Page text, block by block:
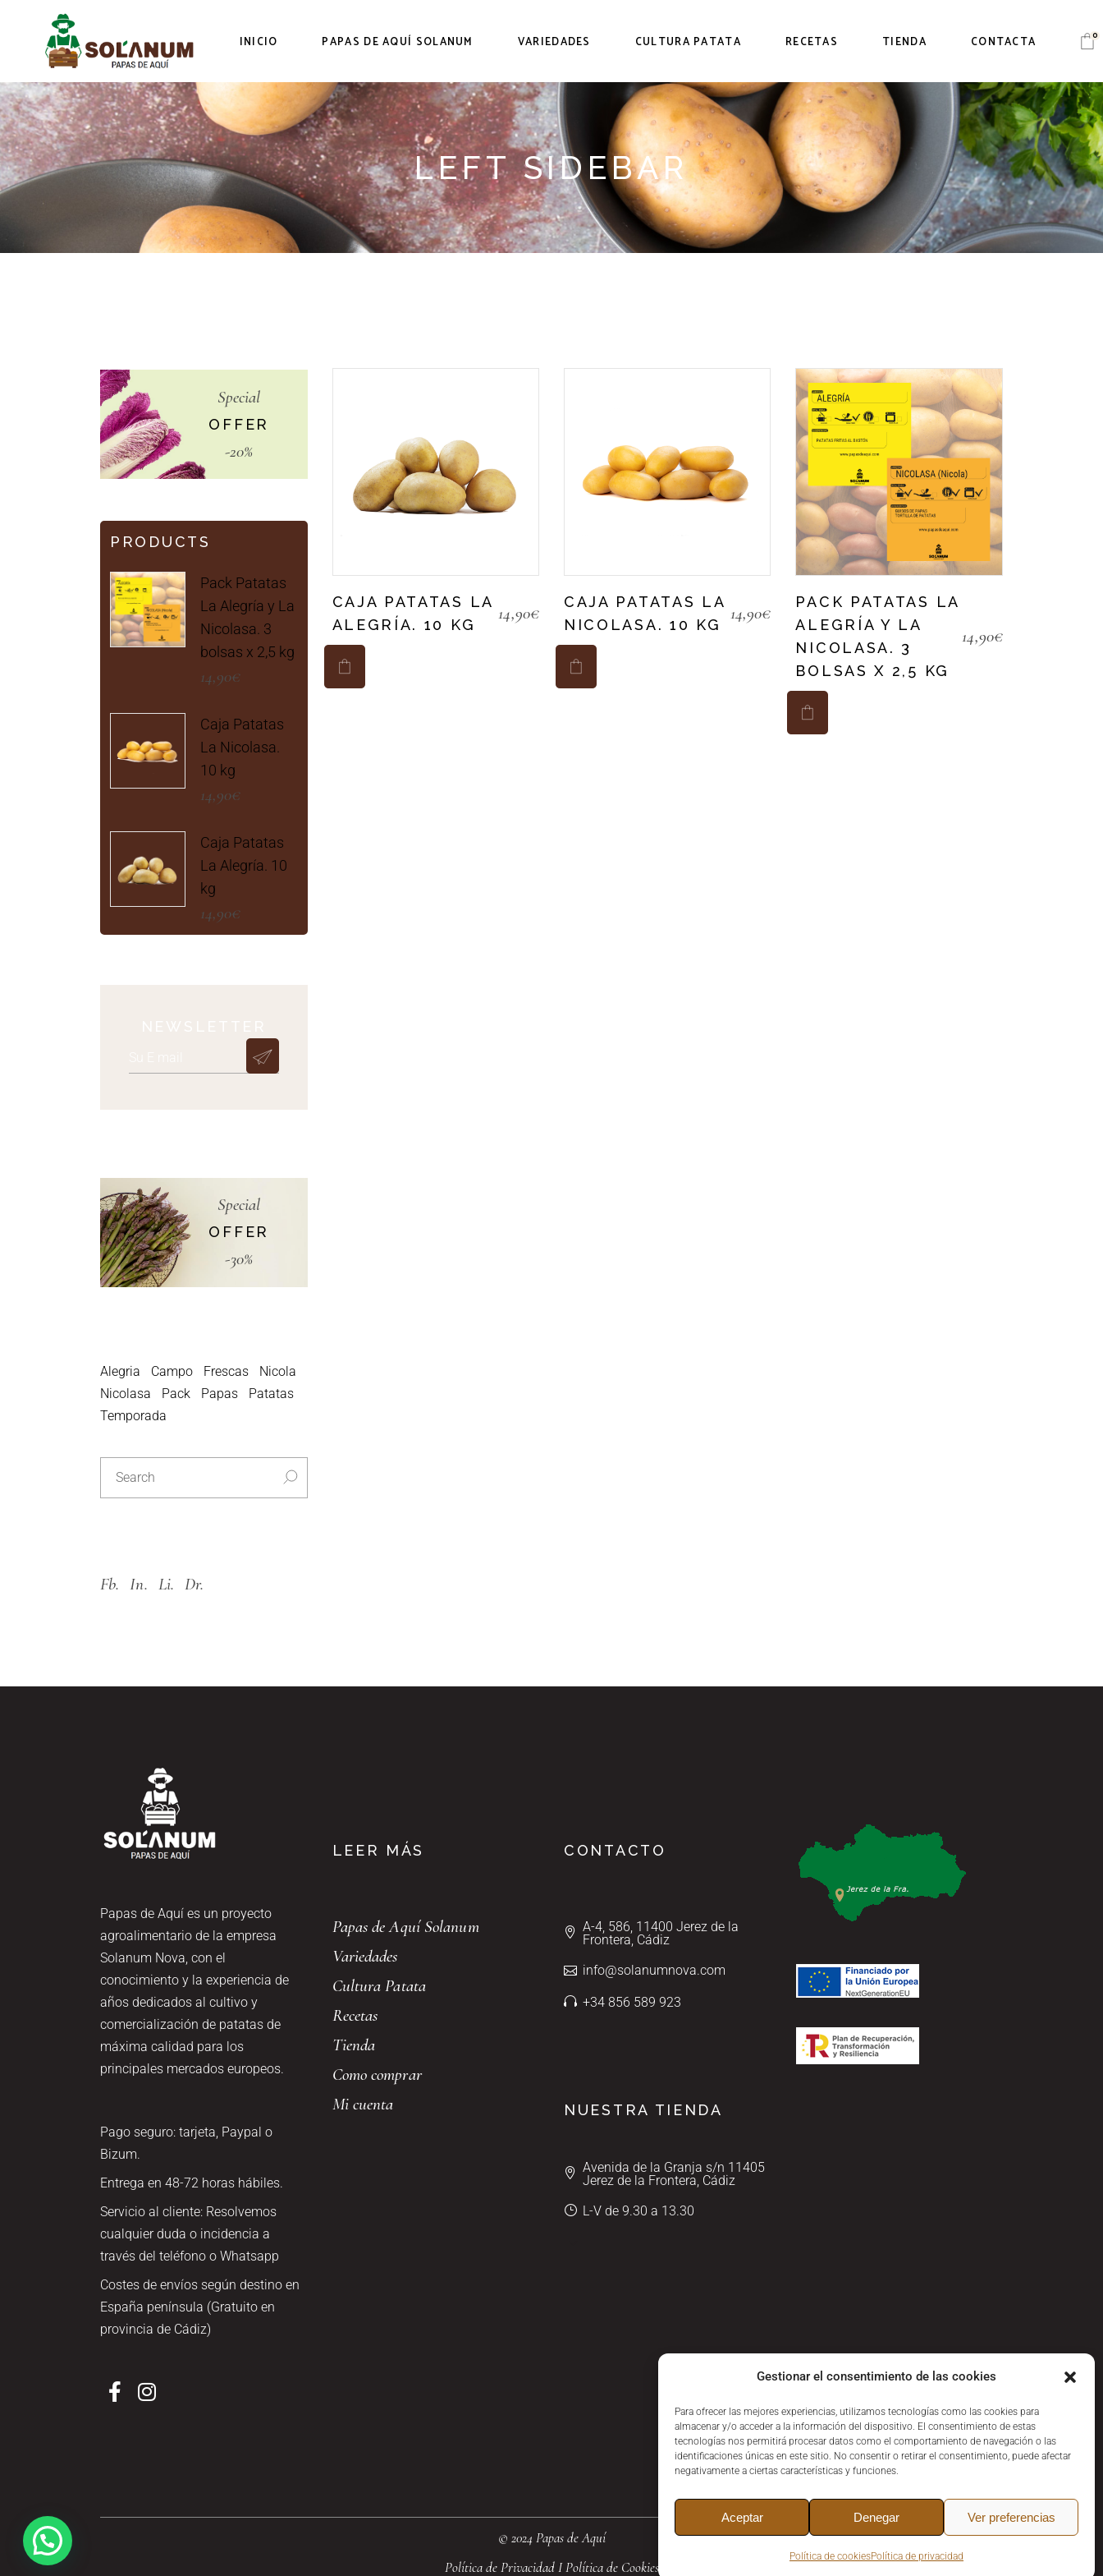
Gestionar el consentimiento de las cookies
Para ofrecer las mejores experiencias, utilizamos tecnologías como las cookies para
almacenar y/o acceder a la información del dispositivo. El consentimiento de estas
tecnologías nos permitirá procesar datos como el comportamiento de navegación o las
identificaciones únicas en este sitio. No consentir o retirar el consentimiento, puede afectar
negativamente a ciertas características y funciones.
Aceptar Denegar Ver preferencias
Política de cookiesPolítica de privacidad
INICIO PAPAS DE AQUÍ SOLANUM VARIEDADES CULTURA PATATA RECETAS TIENDA CONTACTA 0
LEFT SIDEBAR
CAJA PATATAS LA
ALEGRÍA. 10 KG
14,90€
CAJA PATATAS LA
NICOLASA. 10 KG
14,90€
PACK PATATAS LA
ALEGRÍA Y LA
NICOLASA. 3
BOLSAS X 2,5 KG
14,90€
Special
OFFER
-20%
PRODUCTS
Pack Patatas
La Alegría y La
Nicolasa. 3
bolsas x 2,5 kg
14,90€
Caja Patatas
La Nicolasa.
10 kg
14,90€
Caja Patatas
La Alegría. 10
kg
14,90€
Special
OFFER
-30%
Alegria Campo Frescas
Nicola
Nicolasa
Pack Papas
Patatas
Temporada
Fb. In. Li. Dr.
Papas de Aquí es un proyecto
agroalimentario de la empresa
Solanum Nova, con el
conocimiento y la experiencia de
años dedicados al cultivo y
comercialización de patatas de
máxima calidad para los
principales mercados europeos.
Pago seguro: tarjeta, Paypal o
Bizum.
Entrega en 48-72 horas hábiles.
Servicio al cliente: Resolvemos
cualquier duda o incidencia a
través del teléfono o Whatsapp
Costes de envíos según destino en
España península (Gratuito en
provincia de Cádiz)
LEER MÁS
Papas de Aquí Solanum
Variedades
Cultura Patata
Recetas
Tienda
Como comprar
Mi cuenta
CONTACTO
A-4, 586, 11400 Jerez de la
Frontera, Cádiz
info@solanumnova.com
+34 856 589 923
NUESTRA TIENDA
Avenida de la Granja s/n 11405
Jerez de la Frontera, Cádiz
L-V de 9.30 a 13.30
© 2024 Papas de Aquí
Política de PrivacidadIPolítica de Cookies